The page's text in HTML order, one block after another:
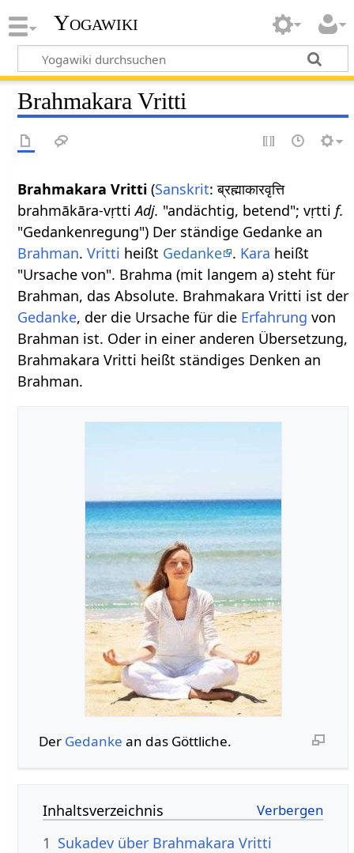
Yogawiki
Brahmakara Vritti
Brahmakara Vritti (Sanskrit: ब्रह्माकारवृत्ति
brahmākāra-vṛttiAdj. "andächtig, betend"; vṛttif.
"Gedankenregung") Der ständige Gedanke an
Brahman.Vritti heißt Gedanke . Kara heißt
"Ursache von". Brahma (mit langem a) steht für
Brahman, das Absolute. Brahmakara Vritti ist der
Gedanke, der die Ursache für die Erfahrung von
Brahman ist. Oder in einer anderen Übersetzung,
Brahmakara Vritti heißt ständiges Denken an
Brahman.
Der Gedanke an das Göttliche.
Inhaltsverzeichnis
1 Sukadev über Brahmakara Vritti